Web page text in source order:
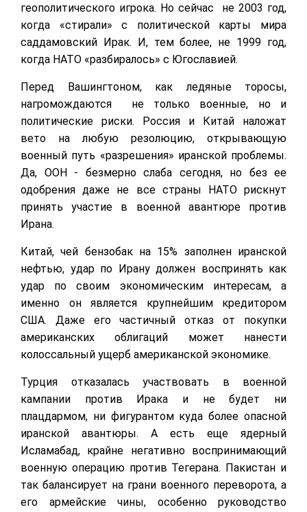
геополитического игрока. Но сейчас не 2003 год,
когда «стирали» с политической карты мира
саддамовский Ирак. И, тем более, не 1999 год,
когда НАТО «разбиралось» с Югославией.
Перед Вашингтоном, как ледяные торосы,
нагромождаются не только военные, но и
политические риски. Россия и Китай наложат
вето на любую резолюцию, открывающую
военный путь «разрешения» иранской проблемы.
Да, ООН - безмерно слаба сегодня, но без ее
одобрения даже не все страны НАТО рискнут
принять участие в военной авантюре против
Ирана.
Китай, чей бензобак на 15% заполнен иранской
нефтью, удар по Ирану должен воспринять как
удар по своим экономическим интересам, а
именно он является крупнейшим кредитором
США. Даже его частичный отказ от покупки
американских облигаций может нанести
колоссальный ущерб американской экономике.
Турция отказалась участвовать в военной
кампании против Ирака и не будет ни
плацдармом, ни фигурантом куда более опасной
иранской авантюры. А есть еще ядерный
Исламабад, крайне негативно воспринимающий
военную операцию против Тегерана. Пакистан и
так балансирует на грани военного переворота, а
его армейские чины, особенно руководство